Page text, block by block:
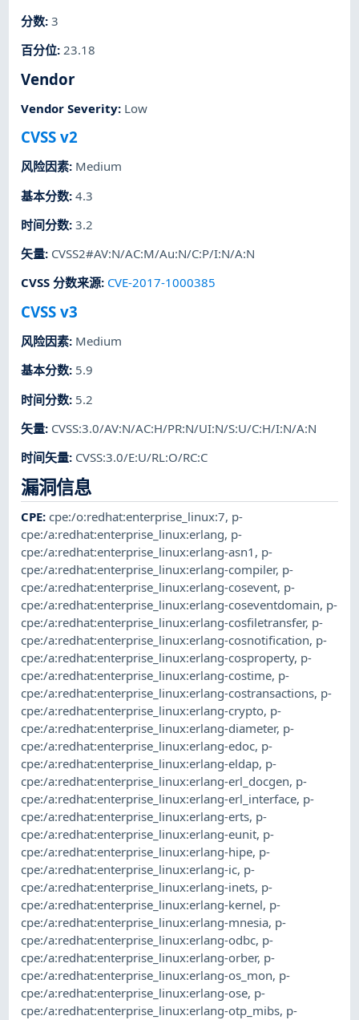
分数:3
百分位:23.18
Vendor
Vendor Severity: Low
CVSS v2
风险因素: Medium
基本分数:4.3
时间分数:3.2
矢量: CVSS2#AV:N/AC:M/Au:N/C:P/I:N/A:N
CVSS 分数来源: CVE-2017-1000385
CVSS v3
风险因素: Medium
基本分数: 5.9
时间分数: 5.2
矢量: CVSS:3.0/AV:N/AC:H/PR:N/UI:N/S:U/C:H/I:N/A:N
时间矢量: CVSS:3.0/E:U/RL:O/RC:C
漏洞信息
CPE:cpe:/o:redhat:enterprise_linux:7, p-
cpe:/a:redhat:enterprise_linux:erlang, p-
cpe:/a:redhat:enterprise_linux:erlang-asn1 , p-
cpe:/a:redhat:enterprise_linux:erlang-compiler, p-
cpe:/a:redhat:enterprise_linux:erlang-cosevent, p-
cpe:/a:redhat:enterprise_linux:erlang-coseventdomain, p-
cpe:/a:redhat:enterprise_linux:erlang-cosfiletransfer, p-
cpe:/a:redhat:enterprise_linux:erlang-cosnotification, p-
cpe:/a:redhat:enterprise_linux:erlang-cosproperty, p-
cpe:/a:redhat:enterprise_linux:erlang-costime, p-
cpe:/a:redhat:enterprise_linux:erlang-costransactions, p-
cpe:/a:redhat:enterprise_linux:erlang-crypto, p-
cpe:/a:redhat:enterprise_linux:erlang-diameter, p-
cpe:/a:redhat:enterprise_linux:erlang-edoc, p-
cpe:/a:redhat:enterprise_linux:erlang-eldap, p-
cpe:/a:redhat:enterprise_linux:erlang-erl_docgen, p-
cpe:/a:redhat:enterprise_linux:erlang-erl_interface, p-
cpe:/a:redhat:enterprise_linux:erlang-erts, p-
cpe:/a:redhat:enterprise_linux:erlang-eunit, p-
cpe:/a:redhat:enterprise_linux:erlang-hipe, p-
cpe:/a:redhat:enterprise_linux:erlang-ic, p-
cpe:/a:redhat:enterprise_linux:erlang-inets, p-
cpe:/a:redhat:enterprise_linux:erlang-kernel, p-
cpe:/a:redhat:enterprise_linux:erlang-mnesia, p-
cpe:/a:redhat:enterprise_linux:erlang-odbc, p-
cpe:/a:redhat:enterprise_linux:erlang-orber, p-
cpe:/a:redhat:enterprise_linux:erlang-os_mon, p-
cpe:/a:redhat:enterprise_linux:erlang-ose, p-
cpe:/a:redhat:enterprise_linux:erlang-otp_mibs, p-